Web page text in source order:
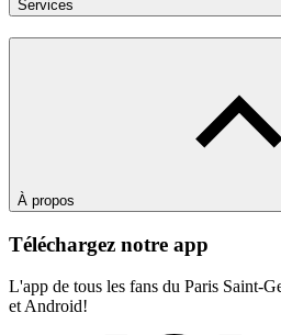
Services
À propos
Téléchargez notre app
L'app de tous les fans du Paris Saint-
et Android!